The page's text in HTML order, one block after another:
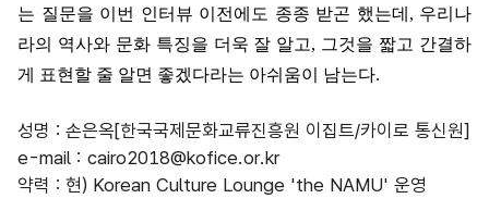
는 질문을 이번 인터뷰 이전에도 종종 받곤 했는데 , 우리나
라의 역사와 문화 특징을 더욱 잘 알고, 그것을 짧고 간결하
게 표현할 줄 알면 좋겠다라는 아쉬움이 남는다.
성명 : 손은옥[한국국제문화교류진흥원 이집트/카이로 통신원]
e-mail : cairo2018@kofice.or.kr
약력 : 현) Korean Culture Lounge 'the NAMU' 운영